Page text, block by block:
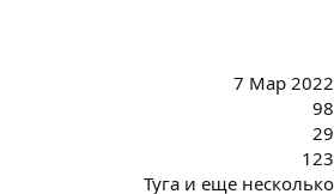
7 Мар 2022
98
29
123
Туга и еще несколько